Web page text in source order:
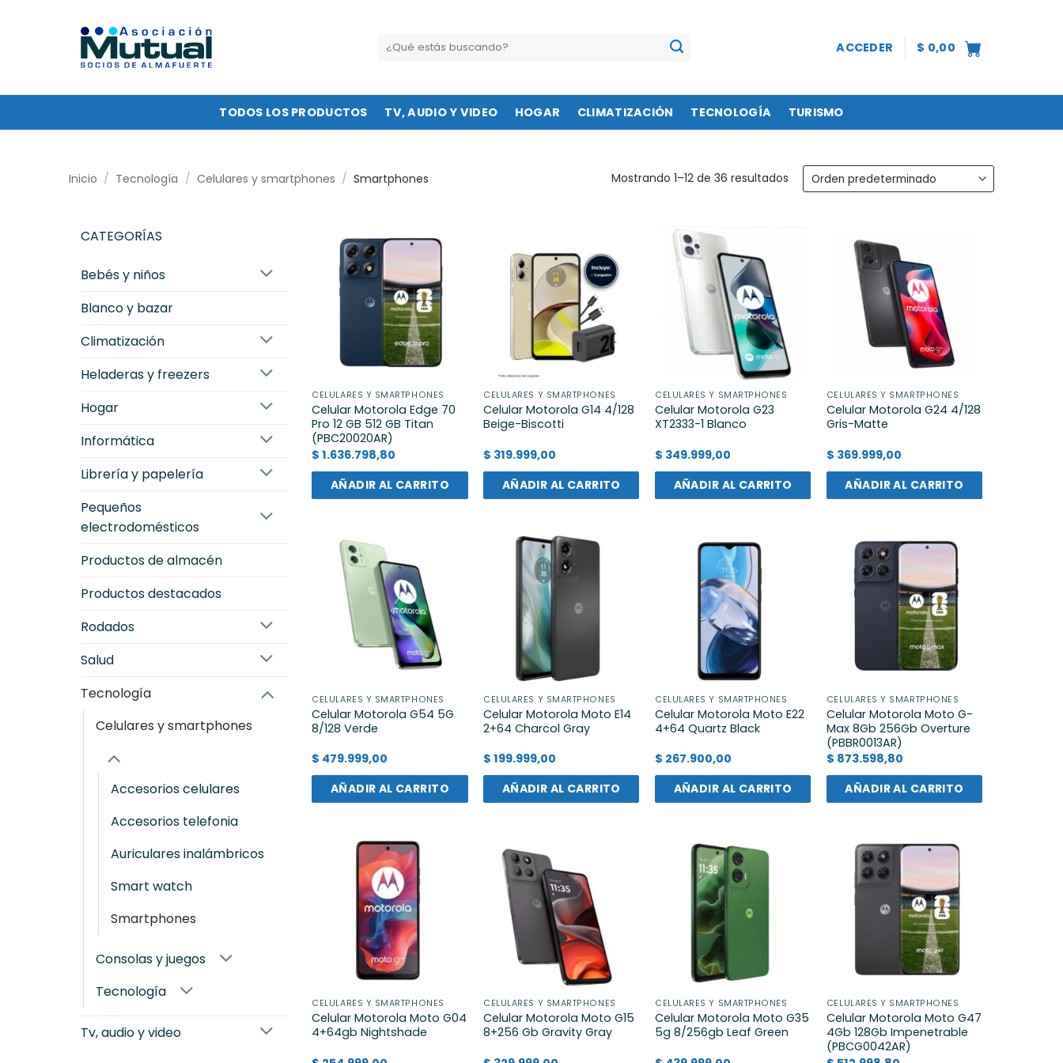
Buscar
por:
ACCEDER $ 0,00
TODOS LOS PRODUCTOS TV, AUDIO Y VIDEO HOGAR CLIMATIZACIÓN TECNOLOGÍA TURISMO
Inicio / Tecnología / Celulares y smartphones / Smartphones Mostrando 1–12 de 36 resultados
CATEGORÍAS
bebés y niños
blanco y bazar
climatización
heladeras y freezers
hogar
informática
librería y papelería
pequeños
electrodomésticos
productos de almacén
productos destacados
rodados
salud
tecnología
celulares y smartphones
accesorios celulares
accesorios telefonia
auriculares inalámbricos
smart watch
smartphones
consolas y juegos
tecnología
tv, audio y video
CELULARES Y SMARTPHONES
Celular Motorola Edge 70
Pro 12 GB 512 GB Titan
(PBC20020AR)
$ 1.636.798,80
AÑADIR AL CARRITO
CELULARES Y SMARTPHONES
Celular Motorola G14 4/128
Beige-Biscotti
$ 319.999,00
AÑADIR AL CARRITO
CELULARES Y SMARTPHONES
Celular Motorola G23
XT2333-1 Blanco
$ 349.999,00
AÑADIR AL CARRITO
CELULARES Y SMARTPHONES
Celular Motorola G24 4/128
Gris-Matte
$ 369.999,00
AÑADIR AL CARRITO
CELULARES Y SMARTPHONES
Celular Motorola G54 5G
8/128 Verde
$ 479.999,00
AÑADIR AL CARRITO
CELULARES Y SMARTPHONES
Celular Motorola Moto E14
2+64 Charcol Gray
$ 199.999,00
AÑADIR AL CARRITO
CELULARES Y SMARTPHONES
Celular Motorola Moto E22
4+64 Quartz Black
$ 267.900,00
AÑADIR AL CARRITO
CELULARES Y SMARTPHONES
Celular Motorola Moto G-
Max 8Gb 256Gb Overture
(PBBR0013AR)
$ 873.598,80
AÑADIR AL CARRITO
CELULARES Y SMARTPHONES
Celular Motorola Moto G04
4+64gb Nightshade
CELULARES Y SMARTPHONES
Celular Motorola Moto G15
8+256 Gb Gravity Gray
CELULARES Y SMARTPHONES
Celular Motorola Moto G35
5g 8/256gb Leaf Green
CELULARES Y SMARTPHONES
Celular Motorola Moto G47
4Gb 128Gb Impenetrable
(PBCG0042AR)